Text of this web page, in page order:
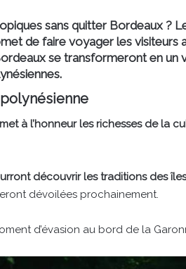
sans quitter Bordeaux ?
de faire voyager les visiteurs
se transformeront en un
à l’honneur les richesses de la
découvrir les traditions des
dévoilées prochainement.
d’évasion au bord de la